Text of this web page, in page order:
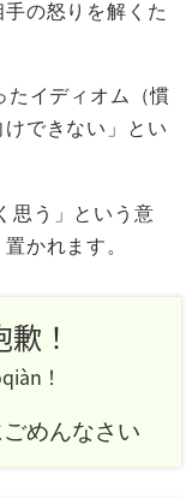
の怒りを解くた
たイディオム（慣
できない」とい
思う」という意
かれます。
！
！
めんなさい